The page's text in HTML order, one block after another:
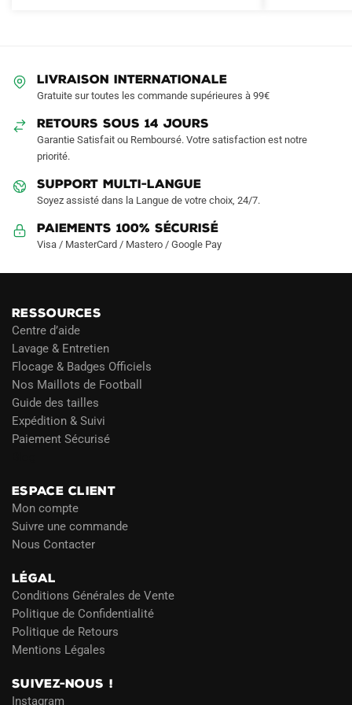
la
LIVRAISON INTERNATIONALE
Gratuite sur toutes les commande supérieures à 99€
RETOURS SOUS 14 JOURS
Garantie Satisfait ou Remboursé. Votre satisfaction est notre
priorité.
SUPPORT MULTI-LANGUE
Soyez assisté dans la Langue de votre choix, 24/7.
Paiements 100% Sécurisé
Visa / MasterCard / Mastero / Google Pay
RESSOURCES
Centre d’aide
Lavage & Entretien
Flocage & Badges Officiels
Nos Maillots de Football
Guide des tailles
Expédition & Suivi
Paiement Sécurisé
ESPACE CLIENT
Mon compte
Suivre une commande
Nous Contacter
LÉGAL
Conditions Générales de Vente
Politique de Confidentialité
Politique de Retours
Mentions Légales
SUIVEZ-NOUS !
Instagram